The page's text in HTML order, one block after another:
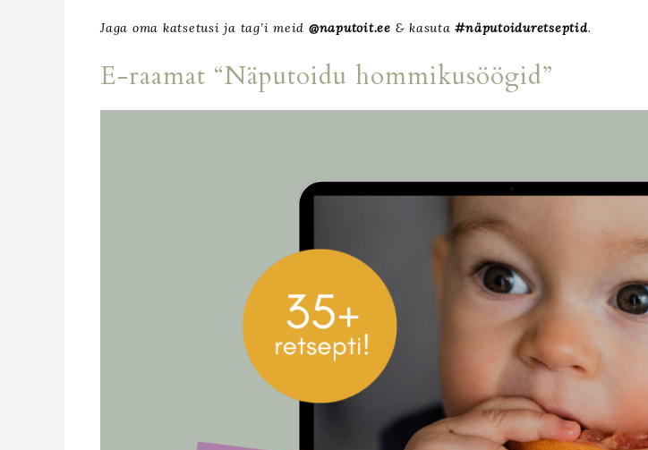
Jaga oma katsetusi ja tag’i meid @naputoit.ee & kasuta#näputoiduretseptid.
E-raamat “Näputoidu hommikusöögid”